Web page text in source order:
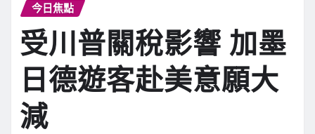
今日焦點
受川普關稅影響 加墨
日德遊客赴美意願大
減